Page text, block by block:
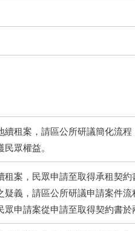
續租案，請區公所研議簡化流
眾權益。
租案，民眾申請至取得承租契
疑義，請區公所研議申請案件
申請案從申請至取得契約書